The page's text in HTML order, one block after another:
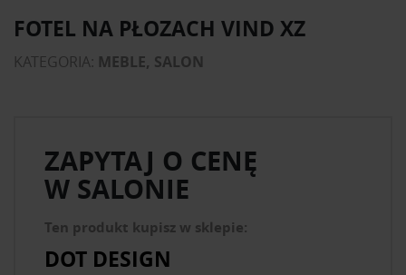
FOTEL NA PŁOZACH VIND XZ
KATEGORIA: MEBLE, SALON
ZAPYTAJ O CENĘ
W SALONIE
Ten produkt kupisz w sklepie:
DOT DESIGN